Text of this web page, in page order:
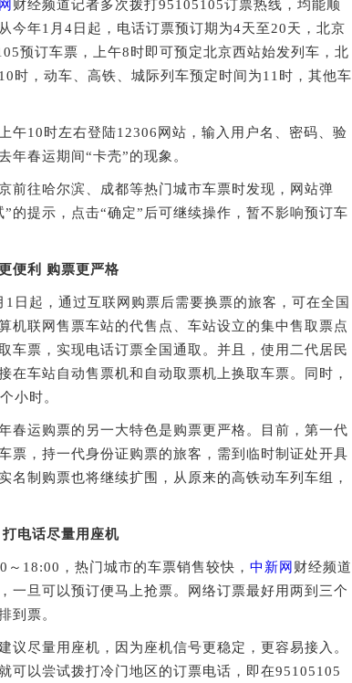
财经频道记者多次拨打95105105订票热线，均能顺
今年1月4日起，电话订票预订期为4天至20天，北京
预订车票，上午8时即可预定北京西站始发列车，北
时，动车、高铁、城际列车预定时间为11时，其他车
午10时左右登陆12306网站，输入用户名、密码、验
年春运期间“卡壳”的现象。
往哈尔滨、成都等热门城市车票时发现，网站弹
的提示，点击“确定”后可继续操作，暂不影响预订车
便利 购票更严格
起，通过互联网购票后需要换票的旅客，可在全国
机联网售票车站的代售点、车站设立的集中售取票点
车票，实现电话订票全国通取。并且，使用二代居民
在车站自动售票机和自动取票机上换取车票。同时，
小时。
运购票的另一大特色是购票更严格。目前，第一代
票，持一代身份证购票的旅客，需到临时制证处开具
名制购票也将继续扩围，从原来的高铁动车列车组，
电话尽量用座机
18:00，热门城市的车票销售较快， 中新网 财经频道
一旦可以预订便马上抢票。网络订票最好用两到三个
到票。
尽量用座机，因为座机信号更稳定，更容易接入。
可以尝试拨打冷门地区的订票电话，即在95105105